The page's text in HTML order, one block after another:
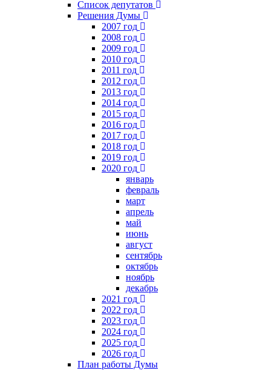
Список депутатов
Решения Думы
2007 год
2008 год
2009 год
2010 год
2011 год
2012 год
2013 год
2014 год
2015 год
2016 год
2017 год
2018 год
2019 год
2020 год
январь
февраль
март
апрель
май
июнь
август
сентябрь
октябрь
ноябрь
декабрь
2021 год
2022 год
2023 год
2024 год
2025 год
2026 год
План работы Думы